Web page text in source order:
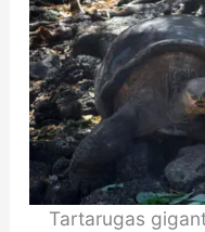
Tartarugas